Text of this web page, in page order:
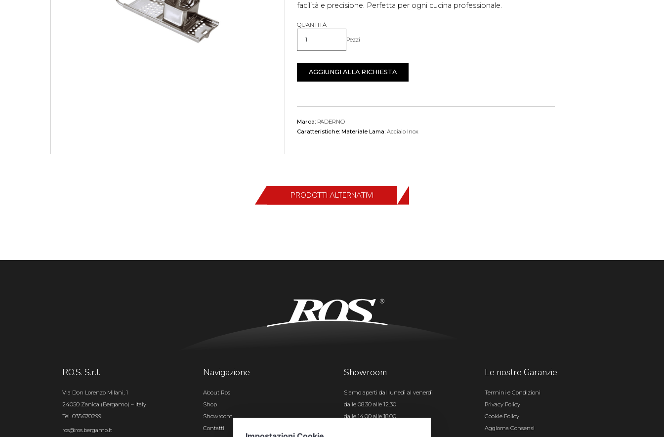
facilità e precisione. Perfetta per ogni cucina professionale.
QUANTITÀ
Quantità Pezzi
AGGIUNGI ALLA RICHIESTA
Marca: PADERNO
Caratteristiche: Materiale Lama: Acciaio Inox
PRODOTTI ALTERNATIVI
RO.S. S.r.l.
Via Don Lorenzo Milani, 1
24050 Zanica (Bergamo) – Italy
Tel. 035.670299
ros@ros.bergamo.it
Navigazione
About Ros
Shop
Showroom
Contatti
Showroom
Siamo aperti dal lunedì al venerdì
dalle 08.30 alle 12.30
dalle 14.00 alle 18.00
Le nostre Garanzie
Termini e Condizioni
Privacy Policy
Cookie Policy
Aggiorna Consensi